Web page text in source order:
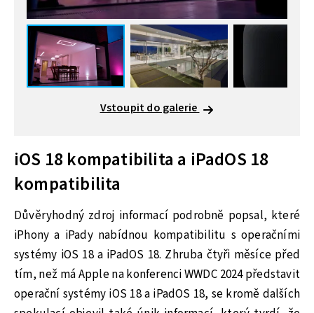
Vstoupit do galerie
iOS 18 kompatibilita a iPadOS 18
kompatibilita
Důvěryhodný zdroj informací podrobně popsal, které
iPhony a iPady nabídnou kompatibilitu s operačními
systémy iOS 18 a iPadOS 18. Zhruba čtyři měsíce před
tím, než má Apple na konferenci WWDC 2024 představit
operační systémy iOS 18 a iPadOS 18, se kromě dalších